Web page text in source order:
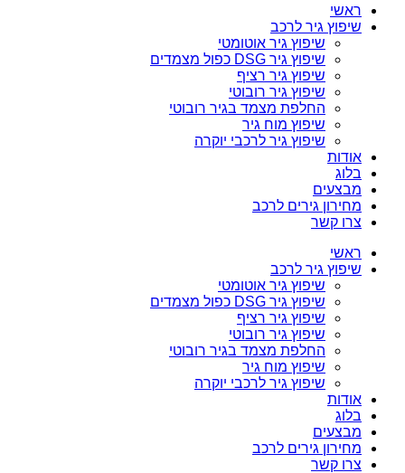
ראשי
שיפוץ גיר לרכב
שיפוץ גיר אוטומטי
שיפוץ גיר DSG כפול מצמדים
שיפוץ גיר רציף
שיפוץ גיר רובוטי
החלפת מצמד בגיר רובוטי
שיפוץ מוח גיר
שיפוץ גיר לרכבי יוקרה
אודות
בלוג
מבצעים
מחירון גירים לרכב
צרו קשר
ראשי
שיפוץ גיר לרכב
שיפוץ גיר אוטומטי
שיפוץ גיר DSG כפול מצמדים
שיפוץ גיר רציף
שיפוץ גיר רובוטי
החלפת מצמד בגיר רובוטי
שיפוץ מוח גיר
שיפוץ גיר לרכבי יוקרה
אודות
בלוג
מבצעים
מחירון גירים לרכב
צרו קשר